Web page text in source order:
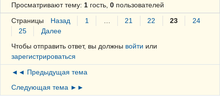
Просматривают тему: 1гость, 0пользователей
Страницы Назад 1 21 22 23
24
25
Далее
Чтобы отправить ответ, вы должны войти или
зарегистрироваться
◄◄ Предыдущая тема
Следующая тема ►►